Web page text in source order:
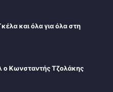
και όλα για όλα στη
ο Κωνσταντής Τζολάκης